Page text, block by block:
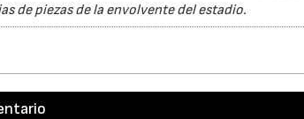
de piezas de la envolvente del estadio.